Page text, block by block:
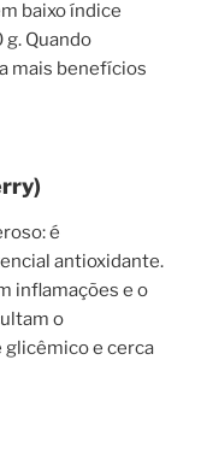
baixo índice
Quando
mais benefícios
é
antioxidante.
inflamações e o
o
glicêmico e cerca